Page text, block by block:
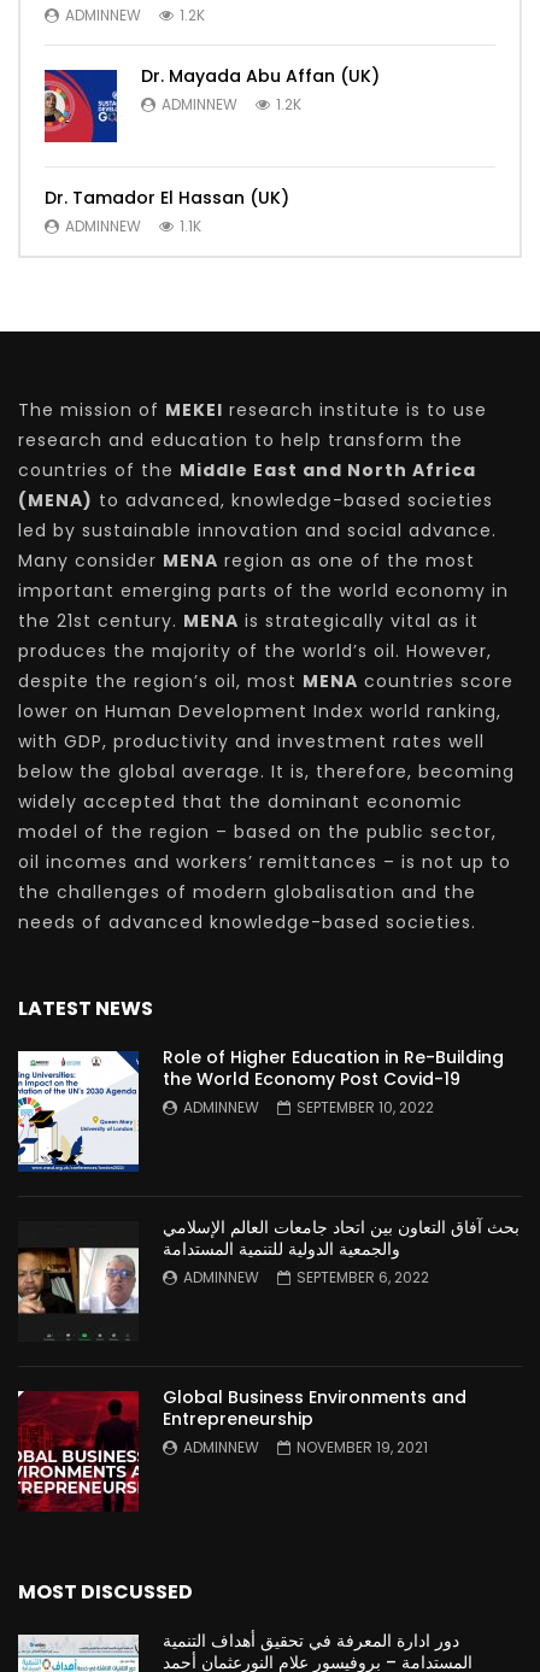
ADMINNEW 1.2K
Dr. Mayada Abu Affan (UK)
ADMINNEW 1.2K
Dr. Tamador El Hassan (UK)
ADMINNEW 1.1K
The mission of MEKEI research institute is to use
research and education to help transform the
countries of the Middle East and North Africa
(MENA) to advanced, knowledge-based societies
led by sustainable innovation and social advance.
Many consider MENA region as one of the most
important emerging parts of the world economy in
the 21st century. MENA is strategically vital as it
produces the majority of the world’s oil. However,
despite the region’s oil, most MENA countries score
lower on Human Development Index world ranking,
with GDP, productivity and investment rates well
below the global average. It is, therefore, becoming
widely accepted that the dominant economic
model of the region – based on the public sector,
oil incomes and workers’ remittances – is not up to
the challenges of modern globalisation and the
needs of advanced knowledge-based societies.
LATEST NEWS
Role of Higher Education in Re-Building
the World Economy Post Covid-19
ADMINNEW SEPTEMBER 10, 2022
بحث آفاق التعاون بين اتحاد جامعات العالم الإسلامي
والجمعية الدولية للتنمية المستدامة
ADMINNEW SEPTEMBER 6, 2022
Global Business Environments and
Entrepreneurship
ADMINNEW NOVEMBER 19, 2021
MOST DISCUSSED
دور ادارة المعرفة في تحقيق أهداف التنمية
المستدامة – بروفيسور علام النورعثمان أحمد